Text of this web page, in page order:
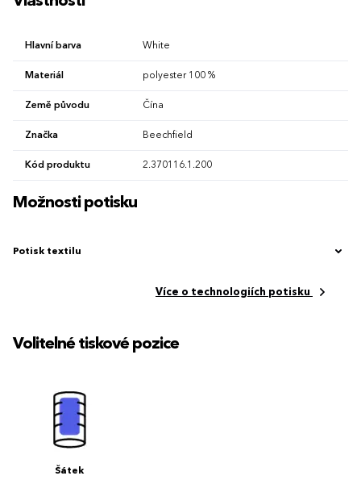
Hlavní barva White
Materiál polyester 100 %
Země původu Čína
Značka Beechfield
Kód produktu 2.370116.1.200
Možnosti potisku
Potisk textilu
Více o technologiích potisku
Volitelné tiskové pozice
Šátek